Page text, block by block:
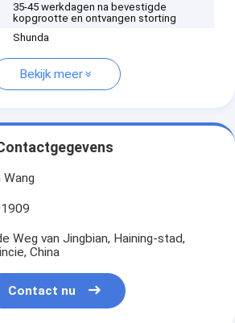
35-45 werkdagen na bevestigde
kopgrootte en ontvangen storting
Shunda
Bekijk meer
Wang
Weg van Jingbian, Haining-stad,
China
Contact nu